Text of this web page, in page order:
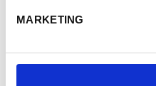
MARKETING